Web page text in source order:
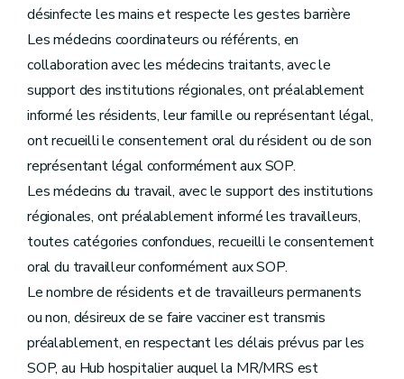
désinfecte les mains et respecte les gestes barrière
Les médecins coordinateurs ou référents, en
collaboration avec les médecins traitants, avec le
support des institutions régionales, ont préalablement
informé les résidents, leur famille ou représentant légal,
ont recueilli le consentement oral du résident ou de son
représentant légal conformément aux SOP.
Les médecins du travail, avec le support des institutions
régionales, ont préalablement informé les travailleurs,
toutes catégories confondues, recueilli le consentement
oral du travailleur conformément aux SOP.
Le nombre de résidents et de travailleurs permanents
ou non, désireux de se faire vacciner est transmis
préalablement, en respectant les délais prévus par les
SOP, au Hub hospitalier auquel la MR/MRS est